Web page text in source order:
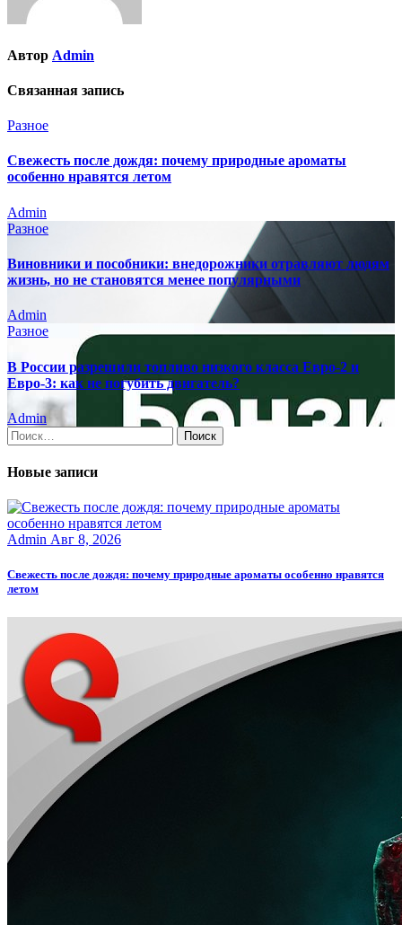
Автор Admin
Связанная запись
Разное
Свежесть после дождя: почему природные ароматы
особенно нравятся летом
Admin
Разное
Виновники и пособники: внедорожники отравляют людям
жизнь, но не становятся менее популярными
Admin
Разное
В России разрешили топливо низкого класса Евро-2 и
Евро-3: как не погубить двигатель?
Admin
Найти:
Новые записи
Admin Авг 8, 2026
Свежесть после дождя: почему природные ароматы особенно нравятся
летом